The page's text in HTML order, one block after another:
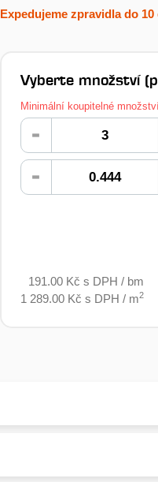
Expedujeme zpravidla do 10
Vyberte množství
Minimální koupitelné
191.00 Kč s DPH / bm
1 289.00 Kč s DPH / m2